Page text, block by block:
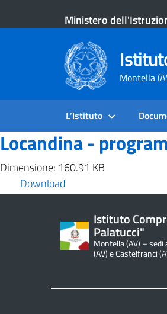
Ministero
Montella
L’Istituto
Locandina -
Dimensione: 160.91 KB
Download
Istituto
Palatucci"
Montella (AV) – sedi
(AV) e Castelfranci